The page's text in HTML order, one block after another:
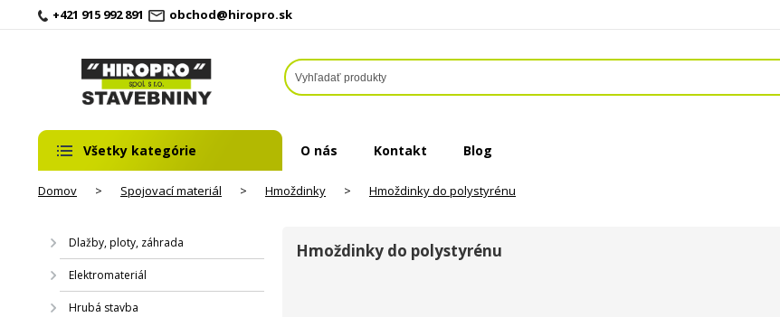
+421 915 992 891 obchod@hiropro.sk
Všetky kategórie O nás Kontakt Blog
Domov > Spojovací materiál > Hmoždinky > Hmoždinky do polystyrénu
Dlažby, ploty, záhrada
Elektromateriál
Hrubá stavba
Hmoždinky do polystyrénu